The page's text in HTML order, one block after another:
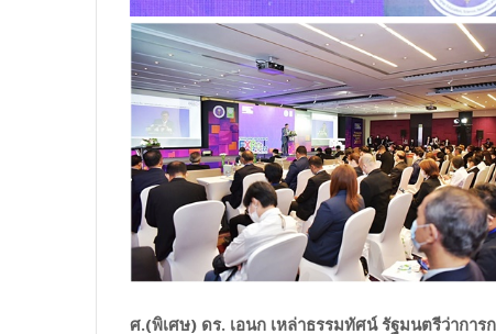
ศ.(พิเศษ) ดร. เอนก เหล่าธรรมทัศน์ รัฐมนตรีว่ากา